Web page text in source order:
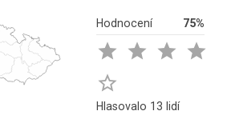
Hodnocení 75%
   

Hlasovalo 13 lidí